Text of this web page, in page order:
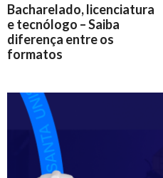
Bacharelado, licenciatura
e tecnólogo – Saiba
diferença entre os
formatos